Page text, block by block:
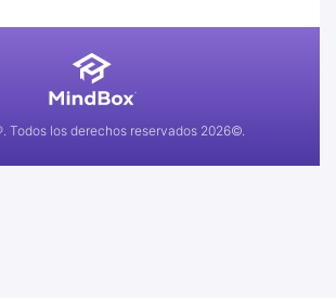
Todos los derechos reservados 2026©.